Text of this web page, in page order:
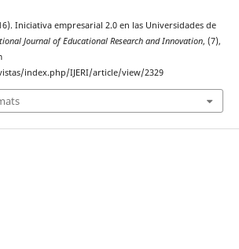
Iniciativa empresarial 2.0 en las Universidades de
Journal of Educational Research and Innovation, (7),
index.php/IJERI/article/view/2329